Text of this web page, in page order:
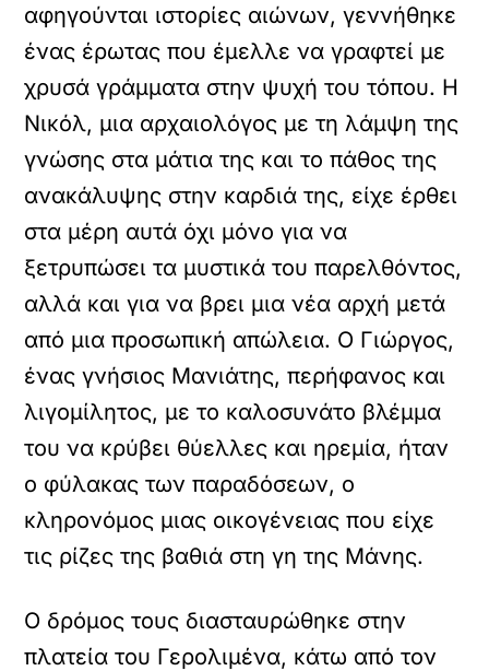
αφηγούνται ιστορίες αιώνων, γεννήθηκε
ένας έρωτας που έμελλε να γραφτεί με
χρυσά γράμματα στην ψυχή του τόπου. Η
Νικόλ, μια αρχαιολόγος με τη λάμψη της
γνώσης στα μάτια της και το πάθος της
ανακάλυψης στην καρδιά της, είχε έρθει
στα μέρη αυτά όχι μόνο για να
ξετρυπώσει τα μυστικά του παρελθόντος,
αλλά και για να βρει μια νέα αρχή μετά
από μια προσωπική απώλεια. Ο Γιώργος,
ένας γνήσιος Μανιάτης, περήφανος και
λιγομίλητος, με το καλοσυνάτο βλέμμα
του να κρύβει θύελλες και ηρεμία, ήταν
ο φύλακας των παραδόσεων, ο
κληρονόμος μιας οικογένειας που είχε
τις ρίζες της βαθιά στη γη της Μάνης.
Ο δρόμος τους διασταυρώθηκε στην
πλατεία του Γερολιμένα, κάτω από τον